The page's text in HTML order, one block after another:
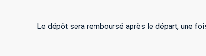
Le dépôt sera remboursé après le départ, une